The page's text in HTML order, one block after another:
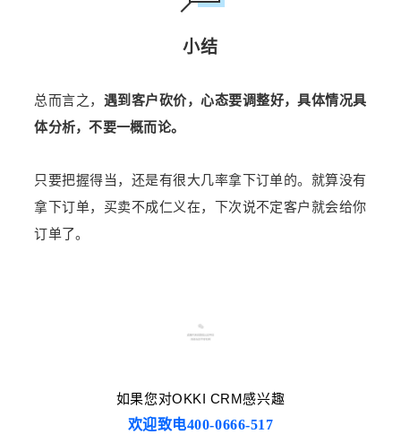
小结
总而言之， 遇到客户砍价，心态要调整好，具体情况具
体分析，不要一概而论。
只要把握得当，还是有很大几率拿下订单的。就算没有
拿下订单，买卖不成仁义在，下次说不定客户就会给你
订单了。
如果您对OKKI CRM感兴趣
欢迎致电400-0666-517